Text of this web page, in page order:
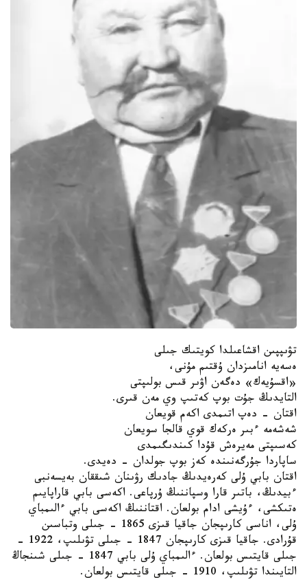
تۋىپپىن اقشاعىلدا كويتىك جىلى
ەسەيە انامىزدان ۇقتىم مۇنى،
«اقسۇيەك» دەگەن اۋىر قىس بولىپتى
التايدىڭ جۇت بوپ كەتىپ وي مەن قىرى.
اقتان - دەپ اتىمدى اكەم قويعان
شەشەمە ءبىر ەركەك قوي قالجا سويعان
كەسىپتى مەيرەش قۇدا كىندىگىمدى
ساپاردا جۇرگەنىندە كەز بوپ جولدان - دەيدى.
اقتان بابي ۇلى كەرەيدىڭ جادىك رۋىنان شىققان بەيسەنبى
ءبيدىڭ، باتىر قارا وسپاننىڭ ۇرپاعى. اكەسى بابي قاراپايىم
ەتىكشى، ءۇيشى ادام بولعان. اقتاننىڭ اكەسى بابي ءالىمباي
ۇلى، اناسى كارىپجان جاقيا قىزى 1865 - جىلى وتباسىن
قۇرادى. جاقيا قىزى كارىپجان 1847 - جىلى تۋىلىپ، 1922 -
جىلى قايتىس بولعان. ءالىمباي ۇلى بابي 1847 - جىلى شىنجاڭ
التايىندا تۋىلىپ، 1910 - جىلى قايتىس بولعان.